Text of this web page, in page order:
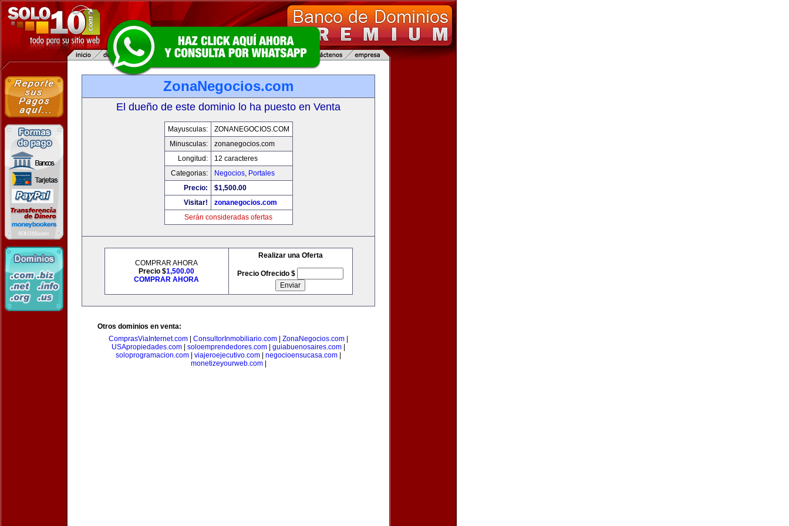
ZonaNegocios.com
El dueño de este dominio lo ha puesto en Venta
Mayusculas:
ZONANEGOCIOS.COM
Minusculas:
zonanegocios.com
Longitud:
12 caracteres
Categorias:
Negocios, Portales
Precio:
$1,500.00
Visitar!
zonanegocios.com
Serán consideradas ofertas
COMPRAR AHORA
Precio $1,500.00
COMPRAR AHORA
Realizar una Oferta
Precio Ofrecido $
Otros dominios en venta:
ComprasViaInternet.com
ConsultorInmobiliario.com ZonaNegocios.com
USApropiedades.com
soloemprendedores.com guiabuenosaires.com
soloprogramacion.com
viajeroejecutivo.com negocioensucasa.com
monetizeyourweb.com|